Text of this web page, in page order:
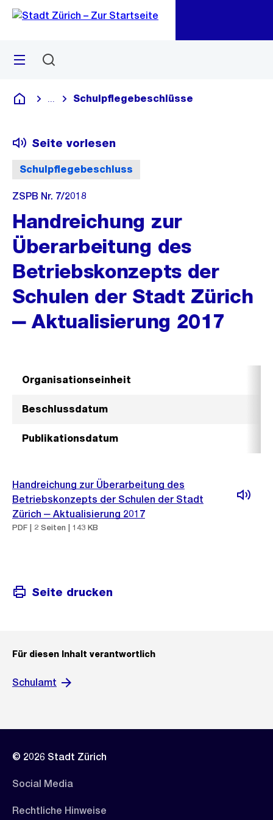
Navigation
Sprunglink
Menü
Deutsch
Blende alle Breadcrumbs ein
Schulpflegebeschlüsse
Schulpflegebeschluss
Seite vorlesen
ZSPB Nr. 7/2018
Handreichung zur
Überarbeitung des
Betriebskonzepts der
Schulen der Stadt Zürich
‒ Aktualisierung 2017
Organisationseinheit
Beschlussdatum
Publikationsdatum
Handreichung zur Überarbeitung des
Betriebskonzepts der Schulen der Stadt
Zürich ‒ Aktualisierung 2017
PDF | 2 Seiten | 143 KB
Seite drucken
Für diesen Inhalt verantwortlich
Schulamt
© 2026 Stadt Zürich
Social Media
Rechtliche Hinweise